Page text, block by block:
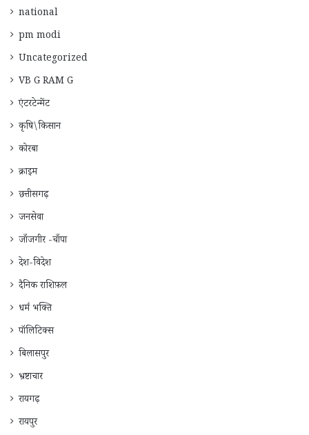
national
pm modi
Uncategorized
VB G RAM G
एंटरटेन्मेंट
कृषि\किसान
कोरबा
क्राइम
छत्तीसगढ़
जनसेवा
जाँजगीर -चाँपा
देश-विदेश
दैनिक राशिफ़ल
धर्म भक्ति
पॉलिटिक्स
बिलासपुर
भ्रष्टाचार
रायगढ़
रायपुर